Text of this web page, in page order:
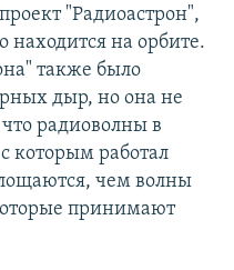
"Радиоастрон",
находится на орбите.
также было
дыр, но она не
радиоволны в
которым работал
чем волны
принимают